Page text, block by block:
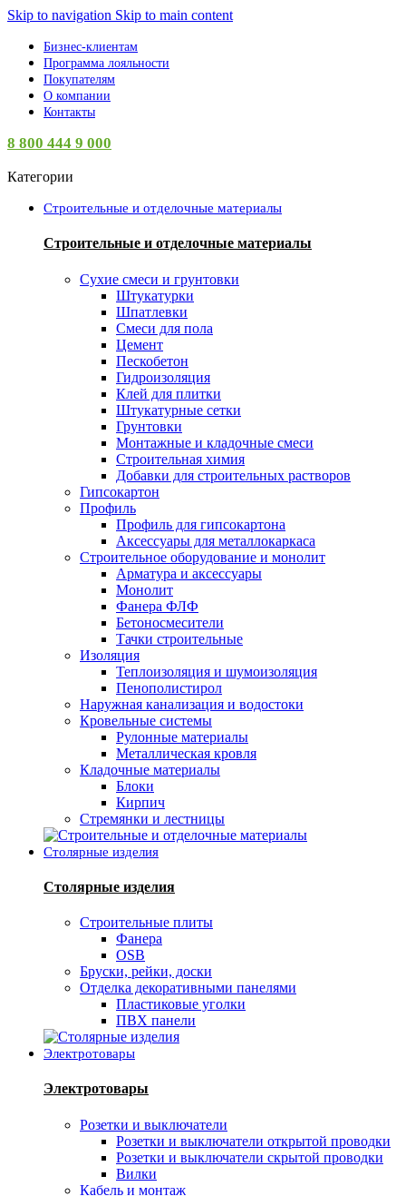
Skip to navigation Skip to main content
Бизнес-клиентам
Программа лояльности
Покупателям
О компании
Контакты
8 800 444 9 000
Категории
Строительные и отделочные материалы
Строительные и отделочные материалы
Сухие смеси и грунтовки
Штукатурки
Шпатлевки
Смеси для пола
Цемент
Пескобетон
Гидроизоляция
Клей для плитки
Штукатурные сетки
Грунтовки
Монтажные и кладочные смеси
Строительная химия
Добавки для строительных растворов
Гипсокартон
Профиль
Профиль для гипсокартона
Аксессуары для металлокаркаса
Строительное оборудование и монолит
Арматура и аксессуары
Монолит
Фанера ФЛФ
Бетоносмесители
Тачки строительные
Изоляция
Теплоизоляция и шумоизоляция
Пенополистирол
Наружная канализация и водостоки
Кровельные системы
Рулонные материалы
Металлическая кровля
Кладочные материалы
Блоки
Кирпич
Стремянки и лестницы
Столярные изделия
Столярные изделия
Строительные плиты
Фанера
OSB
Бруски, рейки, доски
Отделка декоративными панелями
Пластиковые уголки
ПВХ панели
Электротовары
Электротовары
Розетки и выключатели
Розетки и выключатели открытой проводки
Розетки и выключатели скрытой проводки
Вилки
Кабель и монтаж